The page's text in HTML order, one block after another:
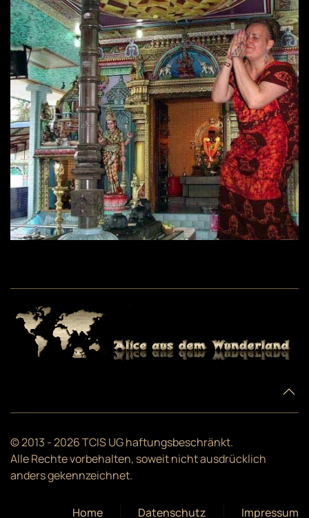
© 2013 -2026TCIS UG haftungsbeschränkt.
Alle Rechte vorbehalten, soweit nicht ausdrücklich
anders gekennzeichnet.
Home Datenschutz Impressum